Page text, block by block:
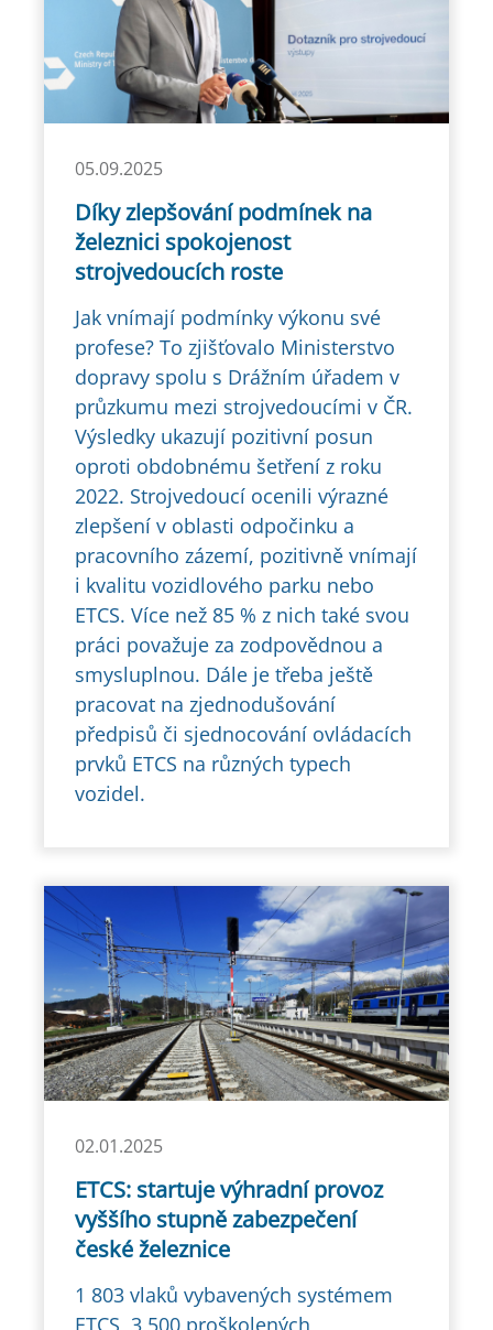
05.09.2025
Díky zlepšování podmínek na
železnici spokojenost
strojvedoucích roste
Jak vnímají podmínky výkonu své
profese? To zjišťovalo Ministerstvo
dopravy spolu s Drážním úřadem v
průzkumu mezi strojvedoucími v ČR.
Výsledky ukazují pozitivní posun
oproti obdobnému šetření z roku
2022. Strojvedoucí ocenili výrazné
zlepšení v oblasti odpočinku a
pracovního zázemí, pozitivně vnímají
i kvalitu vozidlového parku nebo
ETCS. Více než 85 % z nich také svou
práci považuje za zodpovědnou a
smysluplnou. Dále je třeba ještě
pracovat na zjednodušování
předpisů či sjednocování ovládacích
prvků ETCS na různých typech
vozidel.
02.01.2025
ETCS: startuje výhradní provoz
vyššího stupně zabezpečení
české železnice
1 803 vlaků vybavených systémem
ETCS, 3 500 proškolených